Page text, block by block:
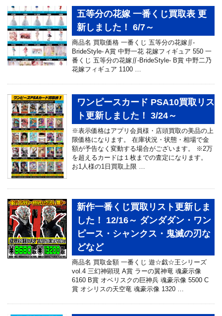
五等分の花嫁 一番くじ買取表 更
新しました！ 6/7～
商品名 買取価格 一番くじ 五等分の花嫁∬-
BrideStyle- A賞 中野一花 花嫁フィギュア 550 一
番くじ 五等分の花嫁∬-BrideStyle- B賞 中野二乃
花嫁フィギュア 1100 …
ワンピースカード PSA10買取リス
ト更新しました！ 3/24～
※表示価格はアプリ会員様・店頭買取の美品の上
限価格になります。 在庫状況・状態・相場で金
額が予告なく変動する場合がございます。 ※2万
を超えるカードは１枚までの査定になります。
お1人様の1日買取上限 …
新作一番くじ買取リスト更新しま
した！ 12/16～ ダンダダン・ワン
ピース・シャンクス・鬼滅の刃な
どなど
商品名 買取金額 一番くじ 遊☆戯☆王シリーズ
vol.4 三幻神顕現 A賞 ラーの翼神竜 魂豪示像
6160 B賞 オベリスクの巨神兵 魂豪示像 5500 C
賞 オシリスの天空竜 魂豪示像 1320 …